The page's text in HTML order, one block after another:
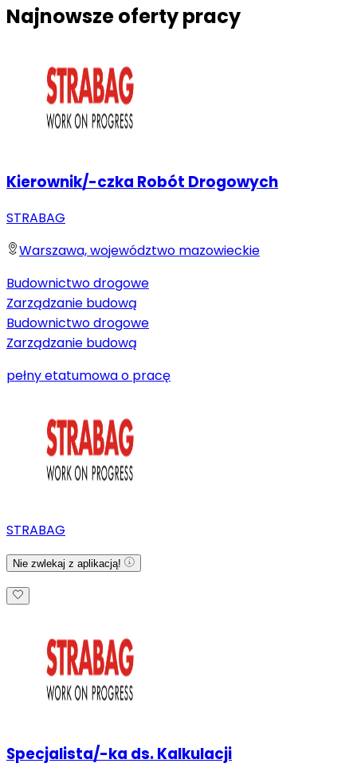
Najnowsze oferty pracy
Kierownik/-czka Robót Drogowych
STRABAG
Warszawa, województwo mazowieckie
Budownictwo drogowe
Zarządzanie budową
Budownictwo drogowe
Zarządzanie budową
pełny etatumowa o pracę
STRABAG
Nie zwlekaj z aplikacją!
Specjalista/-ka ds. Kalkulacji